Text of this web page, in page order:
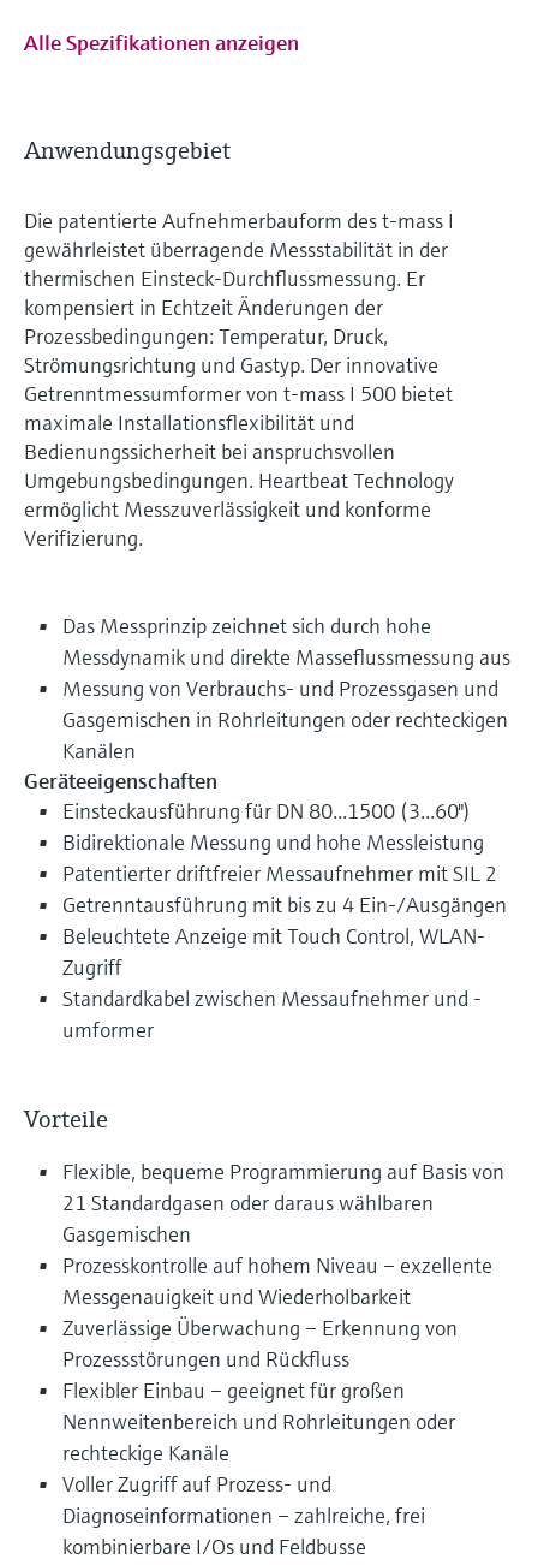
Alle Spezifikationen anzeigen
Anwendungsgebiet
Die patentierte Aufnehmerbauform des t-mass I
gewährleistet überragende Messstabilität in der
thermischen Einsteck-Durchflussmessung. Er
kompensiert in Echtzeit Änderungen der
Prozessbedingungen: Temperatur, Druck,
Strömungsrichtung und Gastyp. Der innovative
Getrenntmessumformer von t-mass I 500 bietet
maximale Installationsflexibilität und
Bedienungssicherheit bei anspruchsvollen
Umgebungsbedingungen. Heartbeat Technology
ermöglicht Messzuverlässigkeit und konforme
Verifizierung.
Das Messprinzip zeichnet sich durch hohe
Messdynamik und direkte Masseflussmessung aus
Messung von Verbrauchs- und Prozessgasen und
Gasgemischen in Rohrleitungen oder rechteckigen
Kanälen
Geräteeigenschaften
Einsteckausführung für DN 80...1500 (3...60")
Bidirektionale Messung und hohe Messleistung
Patentierter driftfreier Messaufnehmer mit SIL 2
Getrenntausführung mit bis zu 4 Ein-/Ausgängen
Beleuchtete Anzeige mit Touch Control, WLAN-
Zugriff
Standardkabel zwischen Messaufnehmer und -
umformer
Vorteile
Flexible, bequeme Programmierung auf Basis von
21 Standardgasen oder daraus wählbaren
Gasgemischen
Prozesskontrolle auf hohem Niveau – exzellente
Messgenauigkeit und Wiederholbarkeit
Zuverlässige Überwachung – Erkennung von
Prozessstörungen und Rückfluss
Flexibler Einbau – geeignet für großen
Nennweitenbereich und Rohrleitungen oder
rechteckige Kanäle
Voller Zugriff auf Prozess- und
Diagnoseinformationen – zahlreiche, frei
kombinierbare I/Os und Feldbusse